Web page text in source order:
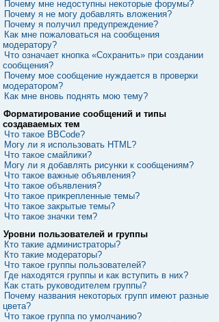
Почему мне недоступны некоторые форумы?
Почему я не могу добавлять вложения?
Почему я получил предупреждение?
Как мне пожаловаться на сообщения
модератору?
Что означает кнопка «Сохранить» при создании
сообщения?
Почему мое сообщение нуждается в проверки
модератором?
Как мне вновь поднять мою тему?
Форматирование сообщений и типы
создаваемых тем
Что такое BBCode?
Могу ли я использовать HTML?
Что такое смайлики?
Могу ли я добавлять рисунки к сообщениям?
Что такое важные объявления?
Что такое объявления?
Что такое прикрепленные темы?
Что такое закрытые темы?
Что такое значки тем?
Уровни пользователей и группы
Кто такие администраторы?
Кто такие модераторы?
Что такое группы пользователей?
Где находятся группы и как вступить в них?
Как стать руководителем группы?
Почему названия некоторых групп имеют разные
цвета?
Что такое группа по умолчанию?